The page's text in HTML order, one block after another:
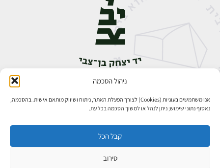
ניהול הסכמה
אנו משתמשים בעוגיות (Cookies) לצורך הפעלת האתר, ניתוח ושיווק מותאם אישית. בהסכמה,
נאסוף נתוני שימוש; ניתן לנהל או למשוך הסכמה בכל עת.
קבל הכל
סירוב
אבן גבירול 14, רחביה, ירושלים